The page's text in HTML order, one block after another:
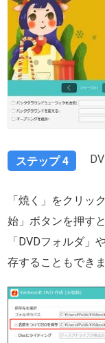
ステップ 4
「焼く」をクリッ
始」ボタンを押す
「DVDフォルダ」
存することもできま